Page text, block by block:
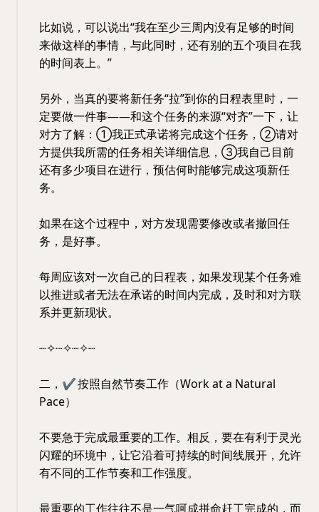
比如说，可以说出“我在至少三周内没有足够的时间
来做这样的事情，与此同时，还有别的五个项目在我
的时间表上。”
另外，当真的要将新任务“拉”到你的日程表里时，一
定要做一件事——和这个任务的来源“对齐”一下，让
对方了解：①我正式承诺将完成这个任务，②请对
方提供我所需的任务相关详细信息，③我自己目前
还有多少项目在进行，预估何时能够完成这项新任
务。
如果在这个过程中，对方发现需要修改或者撤回任
务，是好事。
每周应该对一次自己的日程表，如果发现某个任务难
以推进或者无法在承诺的时间内完成，及时和对方联
系并更新现状。
┈✧┈✧┈✧┈
二， ✔按照自然节奏工作（Work at a Natural
Pace）
不要急于完成最重要的工作。相反，要在有利于灵光
闪耀的环境中，让它沿着可持续的时间线展开，允许
有不同的工作节奏和工作强度。
最重要的工作往往不是一气呵成拼命赶工完成的，而